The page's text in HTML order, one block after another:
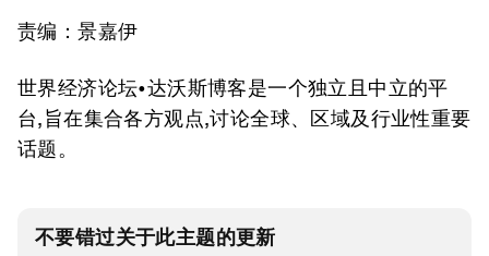
责编：景嘉伊
世界经济论坛•达沃斯博客是一个独立且中立的平
台,旨在集合各方观点,讨论全球、区域及行业性重要
话题。
不要错过关于此主题的更新